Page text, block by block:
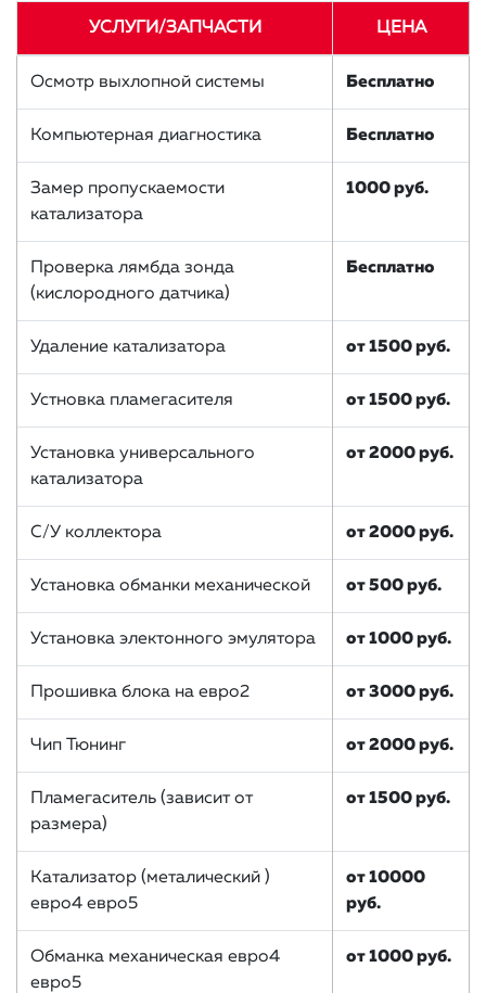
УСЛУГИ/ЗАПЧАСТИ ЦЕНА
Осмотр выхлопной системы Бесплатно
Компьютерная диагностика Бесплатно
Замер пропускаемости
катализатора
1000 руб.
Проверка лямбда зонда
(кислородного датчика)
Бесплатно
Удаление катализатора от 1500 руб.
Устновка пламегасителя от 1500 руб.
Установка универсального
катализатора
от 2000 руб.
С/У коллектора от 2000 руб.
Установка обманки механической от 500 руб.
Установка электонного эмулятора от 1000 руб.
Прошивка блока на евро2 от 3000 руб.
Чип Тюнинг от 2000 руб.
Пламегаситель (зависит от
размера)
от 1500 руб.
Катализатор (металический )
евро4 евро5
от 10000
руб.
Обманка механическая евро4
евро5
от 1000 руб.